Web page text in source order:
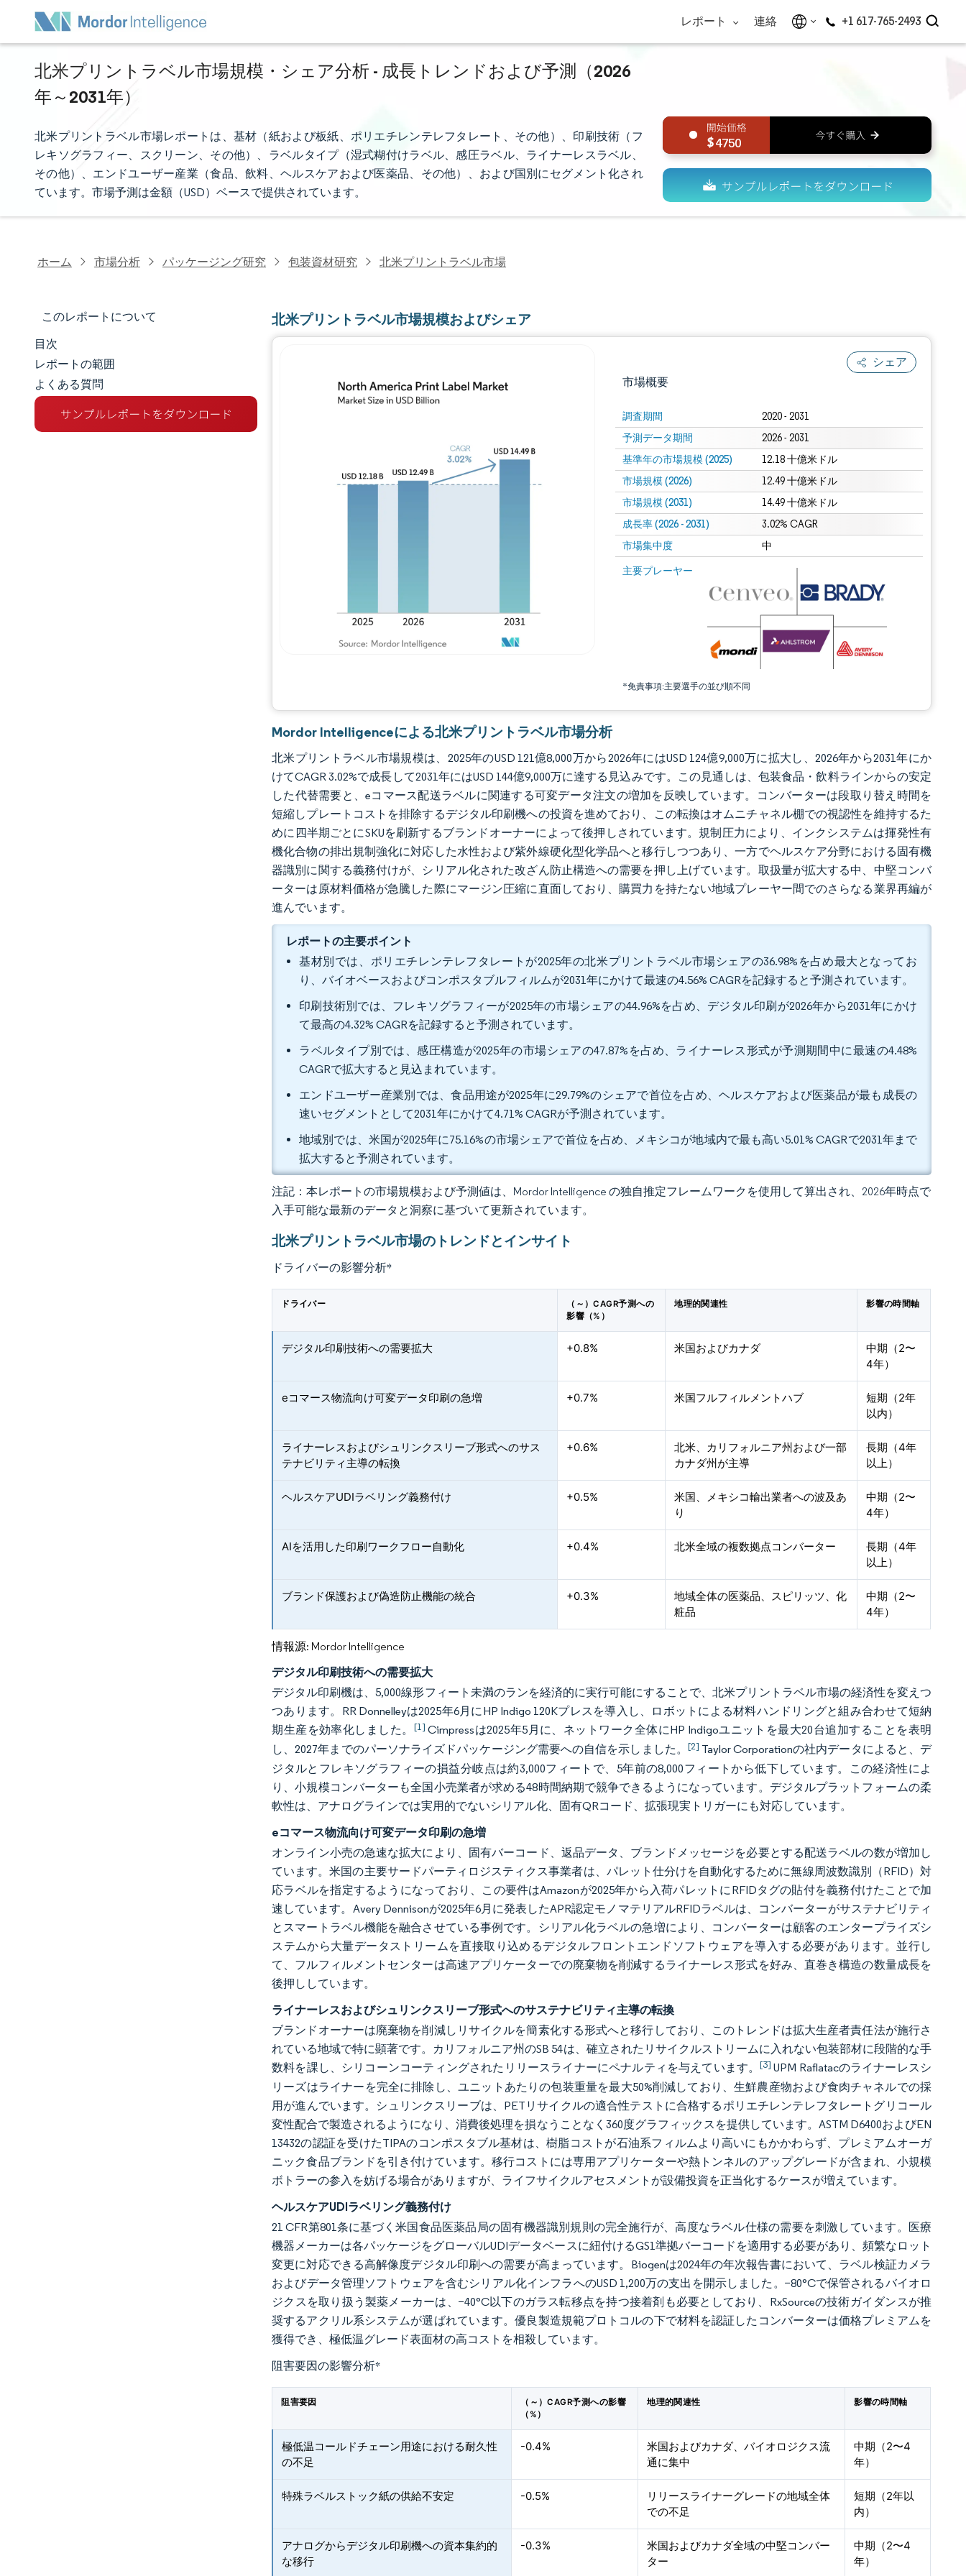
レポート 連絡 +1 617-765-2493
北米プリントラベル市場規模・シェア分析 - 成長トレンドおよび予測（2026
年～2031年）
北米プリントラベル市場レポートは、基材（紙および板紙、ポリエチレンテレフタレート、その他）、印刷技術（フ
レキソグラフィー、スクリーン、その他）、ラベルタイプ（湿式糊付けラベル、感圧ラベル、ライナーレスラベル、
その他）、エンドユーザー産業（食品、飲料、ヘルスケアおよび医薬品、その他）、および国別にセグメント化され
ています。市場予測は金額（USD）ベースで提供されています。
4750
ホーム 市場分析 パッケージング研究 包装資材研究 北米プリントラベル市場
このレポートについて
市場規模とシェア
市場分析
トレンドとインサイト
目次
レポートの範囲
よくある質問
北米プリントラベル市場規模およびシェア
シェア
市場概要
調査期間 2020 - 2031
予測データ期間 2026 - 2031
基準年の市場規模 (2025) 12.18 十億米ドル
市場規模 (2026) 12.49 十億米ドル
市場規模 (2031) 14.49 十億米ドル
成長率 (2026 - 2031) 3.02% CAGR
市場集中度 中
主要プレーヤー
*免責事項:主要選手の並び順不同
画像 © Mordor Intelligence。再利用にはCC BY 4.0の表示が必要です。
画像 © Mordor Intelligence。再利用にはCC BY 4.0の表示が必要です。
Mordor Intelligenceによる北米プリントラベル市場分析
北米プリントラベル市場規模は、2025年のUSD 121億8,000万から2026年にはUSD 124億9,000万に拡大し、2026年から2031年にか
けてCAGR 3.02%で成長して2031年にはUSD 144億9,000万に達する見込みです。この見通しは、包装食品・飲料ラインからの安定
した代替需要と、eコマース配送ラベルに関連する可変データ注文の増加を反映しています。コンバーターは段取り替え時間を
短縮しプレートコストを排除するデジタル印刷機への投資を進めており、この転換はオムニチャネル棚での視認性を維持するた
めに四半期ごとにSKUを刷新するブランドオーナーによって後押しされています。規制圧力により、インクシステムは揮発性有
機化合物の排出規制強化に対応した水性および紫外線硬化型化学品へと移行しつつあり、一方でヘルスケア分野における固有機
器識別に関する義務付けが、シリアル化された改ざん防止構造への需要を押し上げています。取扱量が拡大する中、中堅コンバ
ーターは原材料価格が急騰した際にマージン圧縮に直面しており、購買力を持たない地域プレーヤー間でのさらなる業界再編が
進んでいます。
レポートの主要ポイント
基材別では、ポリエチレンテレフタレートが2025年の北米プリントラベル市場シェアの36.98%を占め最大となってお
り、バイオベースおよびコンポスタブルフィルムが2031年にかけて最速の4.56% CAGRを記録すると予測されています。
印刷技術別では、フレキソグラフィーが2025年の市場シェアの44.96%を占め、デジタル印刷が2026年から2031年にかけ
て最高の4.32% CAGRを記録すると予測されています。
ラベルタイプ別では、感圧構造が2025年の市場シェアの47.87%を占め、ライナーレス形式が予測期間中に最速の4.48%
CAGRで拡大すると見込まれています。
エンドユーザー産業別では、食品用途が2025年に29.79%のシェアで首位を占め、ヘルスケアおよび医薬品が最も成長の
速いセグメントとして2031年にかけて4.71% CAGRが予測されています。
地域別では、米国が2025年に75.16%の市場シェアで首位を占め、メキシコが地域内で最も高い5.01% CAGRで2031年まで
拡大すると予測されています。
注記：本レポートの市場規模および予測値は、Mordor Intelligence の独自推定フレームワークを使用して算出され、2026年時点で
入手可能な最新のデータと洞察に基づいて更新されています。
北米プリントラベル市場のトレンドとインサイト
ドライバーの影響分析*
ドライバー
（～）CAGR予測への
影響（%）
地理的関連性 影響の時間軸
デジタル印刷技術への需要拡大 +0.8% 米国およびカナダ
中期（2〜
4年）
eコマース物流向け可変データ印刷の急増 +0.7% 米国フルフィルメントハブ
短期（2年
以内）
ライナーレスおよびシュリンクスリーブ形式へのサス
テナビリティ主導の転換
+0.6%
北米、カリフォルニア州および一部
カナダ州が主導
長期（4年
以上）
ヘルスケアUDIラベリング義務付け +0.5%
米国、メキシコ輸出業者への波及あ
り
中期（2〜
4年）
AIを活用した印刷ワークフロー自動化 +0.4% 北米全域の複数拠点コンバーター
長期（4年
以上）
ブランド保護および偽造防止機能の統合 +0.3%
地域全体の医薬品、スピリッツ、化
粧品
中期（2〜
4年）
情報源: Mordor Intelligence
デジタル印刷技術への需要拡大
デジタル印刷機は、5,000線形フィート未満のランを経済的に実行可能にすることで、北米プリントラベル市場の経済性を変えつ
つあります。RR Donnelleyは2025年6月にHP Indigo 120Kプレスを導入し、ロボットによる材料ハンドリングと組み合わせて短納
期生産を効率化しました。 [1] Cimpressは2025年5月に、ネットワーク全体にHP Indigoユニットを最大20台追加することを表明
し、2027年までのパーソナライズドパッケージング需要への自信を示しました。 [2] Taylor Corporationの社内データによると、デ
ジタルとフレキソグラフィーの損益分岐点は約3,000フィートで、5年前の8,000フィートから低下しています。この経済性によ
り、小規模コンバーターも全国小売業者が求める48時間納期で競争できるようになっています。デジタルプラットフォームの柔
軟性は、アナログラインでは実用的でないシリアル化、固有QRコード、拡張現実トリガーにも対応しています。
eコマース物流向け可変データ印刷の急増
オンライン小売の急速な拡大により、固有バーコード、返品データ、ブランドメッセージを必要とする配送ラベルの数が増加し
ています。米国の主要サードパーティロジスティクス事業者は、パレット仕分けを自動化するために無線周波数識別（RFID）対
応ラベルを指定するようになっており、この要件はAmazonが2025年から入荷パレットにRFIDタグの貼付を義務付けたことで加
速しています。Avery Dennisonが2025年6月に発表したAPR認定モノマテリアルRFIDラベルは、コンバーターがサステナビリティ
とスマートラベル機能を融合させている事例です。シリアル化ラベルの急増により、コンバーターは顧客のエンタープライズシ
ステムから大量データストリームを直接取り込めるデジタルフロントエンドソフトウェアを導入する必要があります。並行し
て、フルフィルメントセンターは高速アプリケーターでの廃棄物を削減するライナーレス形式を好み、直巻き構造の数量成長を
後押ししています。
ライナーレスおよびシュリンクスリーブ形式へのサステナビリティ主導の転換
ブランドオーナーは廃棄物を削減しリサイクルを簡素化する形式へと移行しており、このトレンドは拡大生産者責任法が施行さ
れている地域で特に顕著です。カリフォルニア州のSB 54は、確立されたリサイクルストリームに入れない包装部材に段階的な手
数料を課し、シリコーンコーティングされたリリースライナーにペナルティを与えています。[3] UPM Raflatacのライナーレスシ
リーズはライナーを完全に排除し、ユニットあたりの包装重量を最大50%削減しており、生鮮農産物および食肉チャネルでの採
用が進んでいます。シュリンクスリーブは、PETリサイクルの適合性テストに合格するポリエチレンテレフタレートグリコール
変性配合で製造されるようになり、消費後処理を損なうことなく360度グラフィックスを提供しています。ASTM D6400およびEN
13432の認証を受けたTIPAのコンポスタブル基材は、樹脂コストが石油系フィルムより高いにもかかわらず、プレミアムオーガ
ニック食品ブランドを引き付けています。移行コストには専用アプリケーターや熱トンネルのアップグレードが含まれ、小規模
ボトラーの参入を妨げる場合がありますが、ライフサイクルアセスメントが設備投資を正当化するケースが増えています。
ヘルスケアUDIラベリング義務付け
21 CFR第801条に基づく米国食品医薬品局の固有機器識別規則の完全施行が、高度なラベル仕様の需要を刺激しています。医療
機器メーカーは各パッケージをグローバルUDIデータベースに紐付けるGS1準拠バーコードを適用する必要があり、頻繁なロット
変更に対応できる高解像度デジタル印刷への需要が高まっています。Biogenは2024年の年次報告書において、ラベル検証カメラ
およびデータ管理ソフトウェアを含むシリアル化インフラへのUSD 1,200万の支出を開示しました。−80°Cで保管されるバイオロ
ジクスを取り扱う製薬メーカーは、−40°C以下のガラス転移点を持つ接着剤も必要としており、RxSourceの技術ガイダンスが推
奨するアクリル系システムが選ばれています。優良製造規範プロトコルの下で材料を認証したコンバーターは価格プレミアムを
獲得でき、極低温グレード表面材の高コストを相殺しています。
阻害要因の影響分析*
阻害要因
（～）CAGR予測への影響
（%）
地理的関連性 影響の時間軸
極低温コールドチェーン用途における耐久性
の不足
-0.4%
米国およびカナダ、バイオロジクス流
通に集中
中期（2〜4
年）
特殊ラベルストック紙の供給不安定 -0.5%
リリースライナーグレードの地域全体
での不足
短期（2年以
内）
アナログからデジタル印刷機への資本集約的
な移行
-0.3%
米国およびカナダ全域の中堅コンバー
ター
中期（2〜4
年）